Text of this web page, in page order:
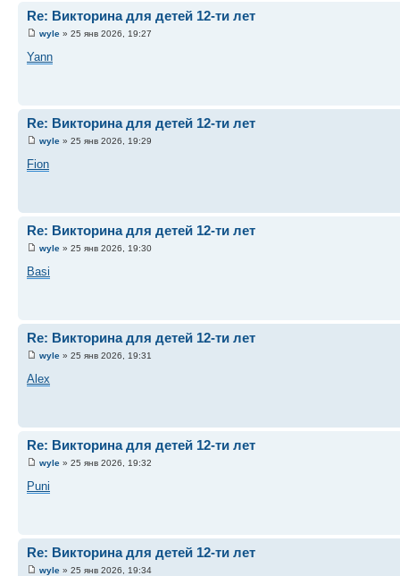
Re: Викторина для детей 12-ти лет
wyle » 25 янв 2026, 19:27
Yann
Re: Викторина для детей 12-ти лет
wyle » 25 янв 2026, 19:29
Fion
Re: Викторина для детей 12-ти лет
wyle » 25 янв 2026, 19:30
Basi
Re: Викторина для детей 12-ти лет
wyle » 25 янв 2026, 19:31
Alex
Re: Викторина для детей 12-ти лет
wyle » 25 янв 2026, 19:32
Puni
Re: Викторина для детей 12-ти лет
wyle » 25 янв 2026, 19:34